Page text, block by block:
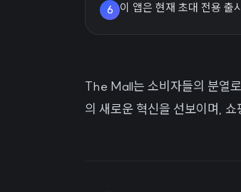
6 이 앱은 현재 초대 전용 출
The Mall는 소비자들의 분열
의 새로운 혁신을 선보이며,